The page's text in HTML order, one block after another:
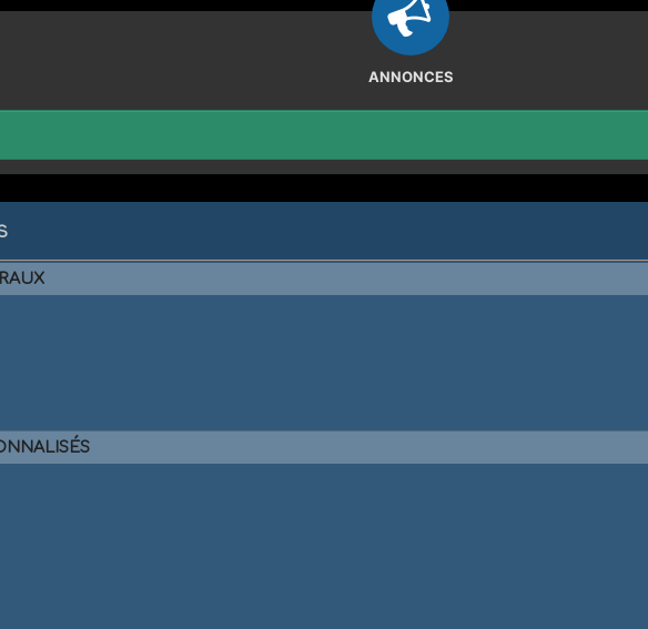
ANNONCES